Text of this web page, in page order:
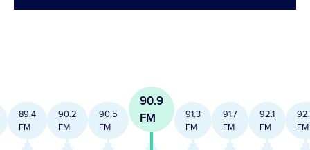
89.4
FM
90.2
FM
90.5
FM
90.9
FM
91.3
FM
91.7
FM
92.1
FM
FM